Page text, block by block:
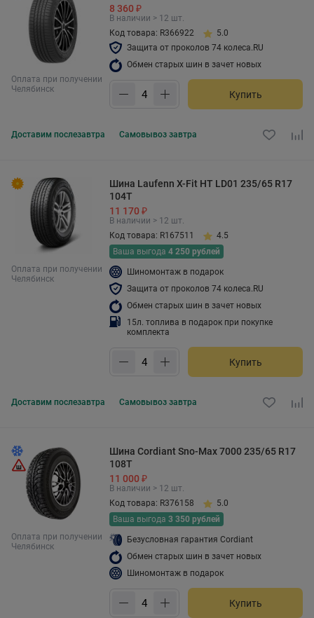
Оплата при получении
Челябинск
8 360 ₽
В наличии > 12 шт.
Код товара: R366922
5.0
Защита от проколов 74 колеса.RU
Обмен старых шин в зачет новых
Купить
Доставим послезавтра Самовывоз завтра
Оплата при получении
Челябинск
Шина Laufenn X-Fit HT LD01 235/65 R17
104T
11 170 ₽
В наличии > 12 шт.
Код товара: R167511
4.5
Ваша выгода 4 250 рублей
Шиномонтаж в подарок
Защита от проколов 74 колеса.RU
Обмен старых шин в зачет новых
15л. топлива в подарок при покупке
комплекта
Купить
Доставим послезавтра Самовывоз завтра
Оплата при получении
Челябинск
Шина Cordiant Sno-Max 7000 235/65 R17
108T
11 000 ₽
В наличии > 12 шт.
Код товара: R376158
5.0
Ваша выгода 3 350 рублей
Безусловная гарантия Cordiant
Обмен старых шин в зачет новых
Шиномонтаж в подарок
Купить